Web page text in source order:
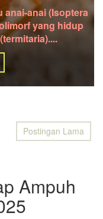
anai-anai (Isoptera
yang hidup
Postingan Lama
Ampuh